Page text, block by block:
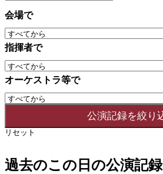
会場で
指揮者で
オーケストラ等で
リセット
過去のこの日の公演記録